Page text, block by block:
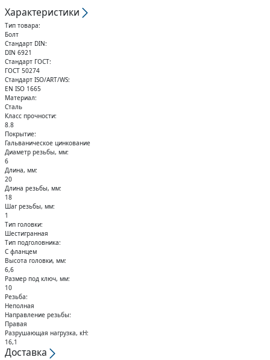
Характеристики
Тип товара:
Болт
Стандарт DIN:
DIN 6921
Стандарт ГОСТ:
ГОСТ 50274
Стандарт ISO/ART/WS:
EN ISO 1665
Материал:
Сталь
Класс прочности:
8.8
Покрытие:
Гальваническое цинкование
Диаметр резьбы, мм:
6
Длина, мм:
20
Длина резьбы, мм:
18
Шаг резьбы, мм:
1
Тип головки:
Шестигранная
Тип подголовника:
С фланцем
Высота головки, мм:
6,6
Размер под ключ, мм:
10
Резьба:
Неполная
Направление резьбы:
Правая
Разрушающая нагрузка, кН:
16,1
Доставка